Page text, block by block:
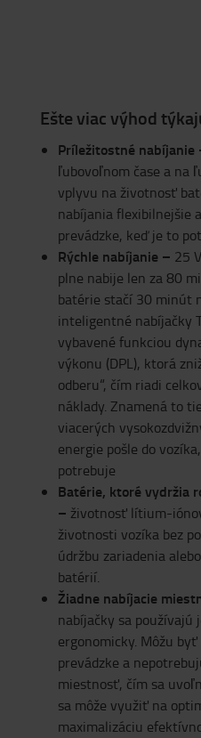
Ešte viac výhod
Príležitostné nabíjanie
ľubovoľnom čase a na
vplyvu na životnosť
nabíjania flexibilnejšie
prevádzke, keď je to
Rýchle nabíjanie – 25
plne nabije len za 80
batérie stačí 30 minút
inteligentné nabíjačky
vybavené funkciou
výkonu (DPL), ktorá
odberu“, čím riadi
náklady. Znamená to
viacerých
energie pošle do
potrebuje
Batérie, ktoré vydržia
– životnosť lítium-
životnosti vozíka bez
údržbu zariadenia
batérií.
Žiadne nabíjacie
nabíjačky sa používajú
ergonomicky. Môžu
prevádzke a
miestnosť, čím sa
sa môže využiť na
maximalizáciu